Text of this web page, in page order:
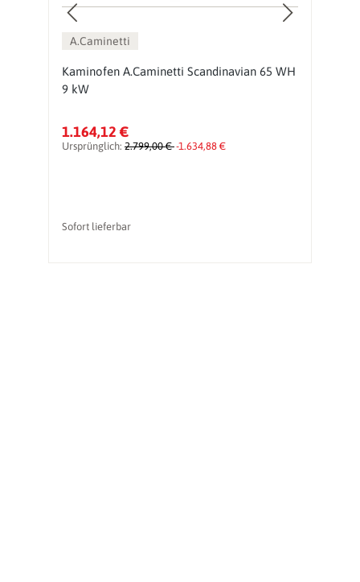
A.Caminetti
Kaminofen A.Caminetti Scandinavian 65 WH
9 kW
1.164,12 €
Ursprünglich: 2.799,00 €-1.634,88 €
Sofort lieferbar